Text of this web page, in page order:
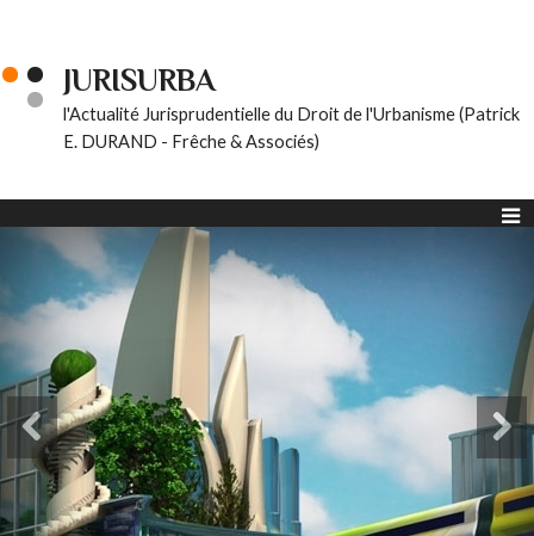
JURISURBA
l'Actualité Jurisprudentielle du Droit de l'Urbanisme (Patrick
E. DURAND - Frêche & Associés)